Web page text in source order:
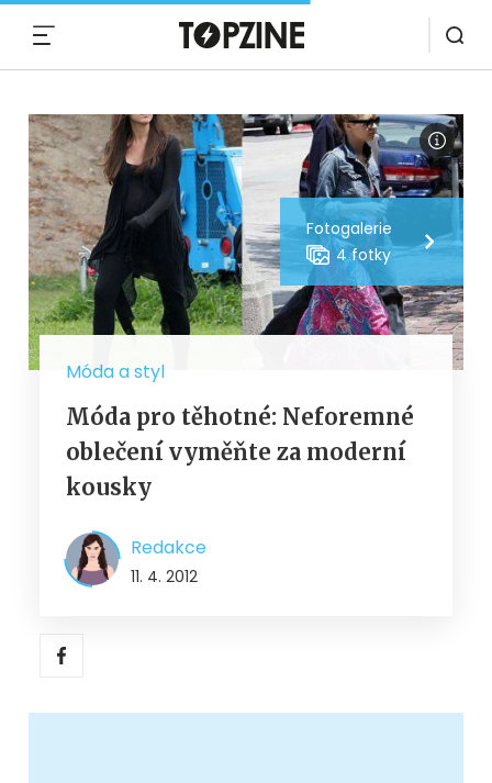
Fotogalerie
4 fotky
Móda a styl
Móda pro těhotné: Neforemné
oblečení vyměňte za moderní
kousky
Redakce
11. 4. 2012